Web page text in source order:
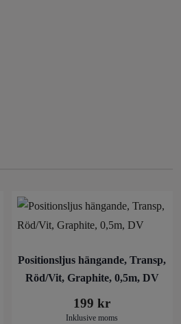
Positionsljus hängande, Transp,
Röd/Vit, Graphite, 0,5m, DV
199kr
Inklusive moms